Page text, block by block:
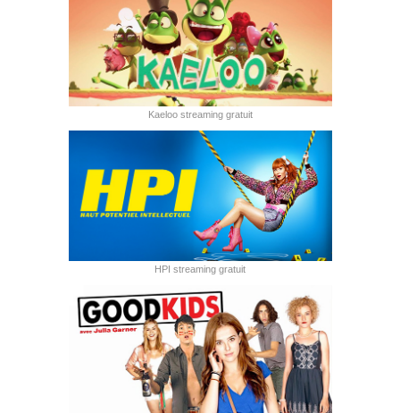
Kaeloo streaming gratuit
HPI streaming gratuit